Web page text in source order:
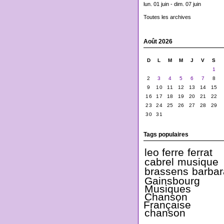
lun. 01 juin - dim. 07 juin
Toutes les archives
Août 2026
D L M M J V
S
1
2
3 4 5 6 7
8
9
10 11 12 13 14
15
16
17 18 19 20 21
22
23
24 25 26 27 28
29
30
31
Tags populaires
leo ferre ferrat
cabrel musique
brassens
Gainsbourg
Musiques
Chanson
Française
chanson